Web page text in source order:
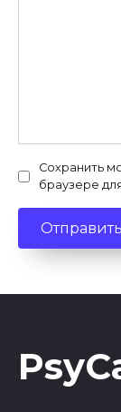
Сохранить
браузере